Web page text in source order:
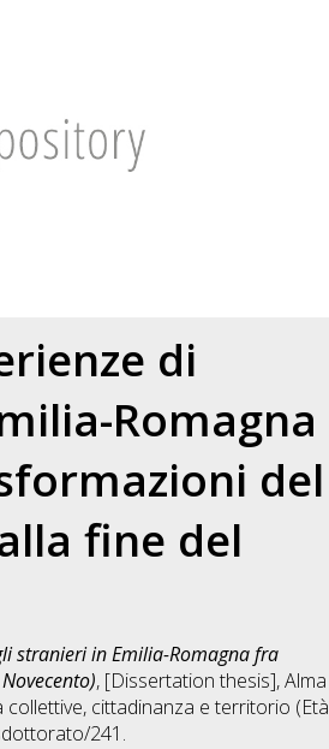
di
Romagna
del
fine del
stranieri in Emilia-Romagna fra
, [Dissertation thesis], Alma
collettive, cittadinanza e territorio (Età
241.